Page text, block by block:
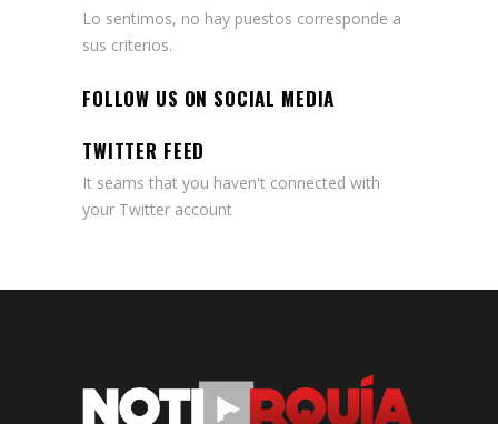
Lo sentimos, no hay puestos corresponde a
sus criterios.
FOLLOW US ON SOCIAL MEDIA
TWITTER FEED
It seams that you haven't connected with
your Twitter account